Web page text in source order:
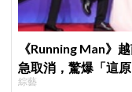
《Running Man》
急取消，驚爆「這
綜藝